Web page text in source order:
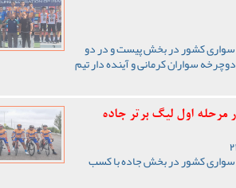
سواری کشور در بخش پیست و در دو
سواران کرمانی و آینده دار تیم
اول لیگ برتر جاده
سواری کشور در بخش جاده با کسب